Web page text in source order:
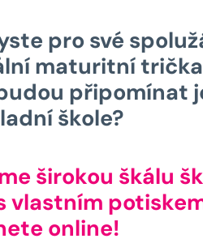
pro své
maturitní
připomínat
škole?
širokou škálu
vlastním
online!